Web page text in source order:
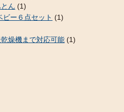
ん (1)
ー６点セット (1)
燥機まで対応可能 (1)